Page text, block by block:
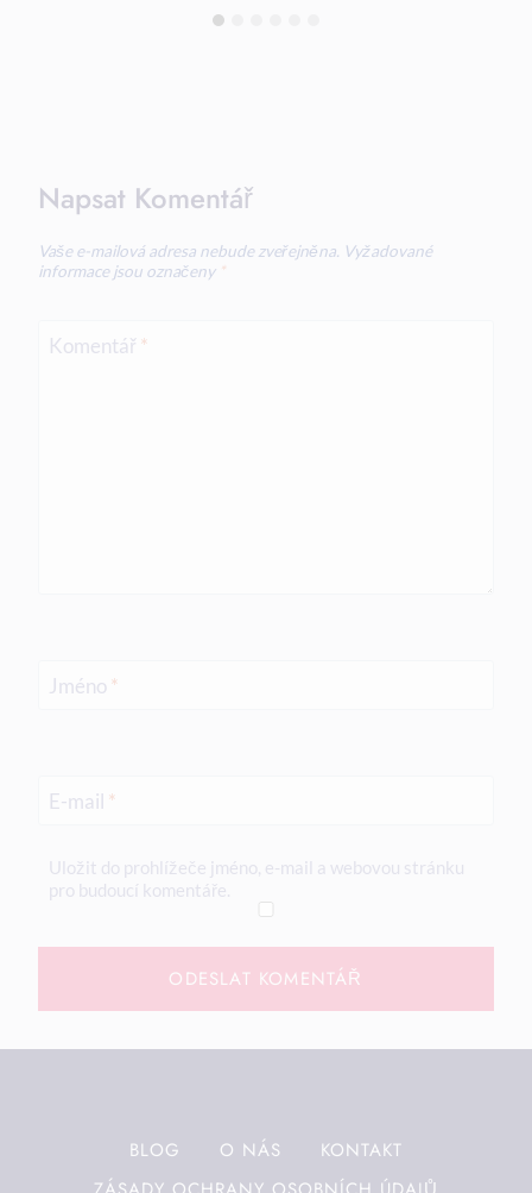
Napsat Komentář
Vaše e-mailová adresa nebude zveřejněna. Vyžadované
informace jsou označeny *
Komentář *
Jméno *
E-mail *
Uložit do prohlížeče jméno, e-mail a webovou stránku
pro budoucí komentáře.
BLOG O NÁS
KONTAKT